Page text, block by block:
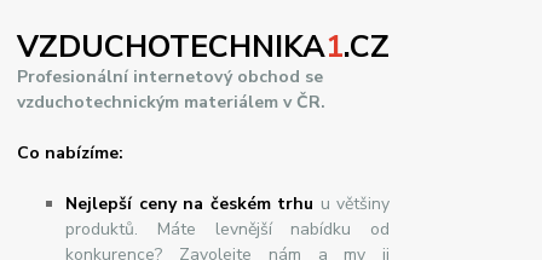
VZDUCHOTECHNIKA1.CZ
Profesionální internetový obchod se
vzduchotechnickým materiálem v ČR.
Co nabízíme:
Nejlepší ceny na českém trhu u většiny
produktů. Máte levnější nabídku od
konkurence? Zavolejte nám a my ji